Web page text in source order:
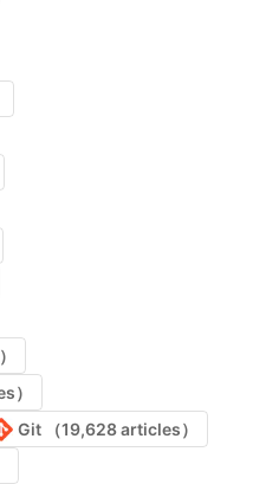
）
Git （19,628 articles）